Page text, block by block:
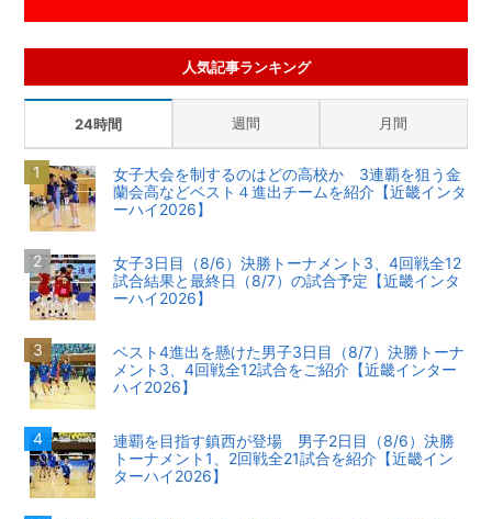
人気記事ランキング
24時間 週間 月間
女子大会を制するのはどの高校か 3連覇を狙う金
蘭会高などベスト４進出チームを紹介【近畿インタ
ーハイ2026】
女子3日目（8/6）決勝トーナメント3、4回戦全12
試合結果と最終日（8/7）の試合予定【近畿インタ
ーハイ2026】
ベスト4進出を懸けた男子3日目（8/7）決勝トーナ
メント3、4回戦全12試合をご紹介【近畿インター
ハイ2026】
連覇を目指す鎮西が登場 男子2日目（8/6）決勝
トーナメント1、2回戦全21試合を紹介【近畿イン
ターハイ2026】